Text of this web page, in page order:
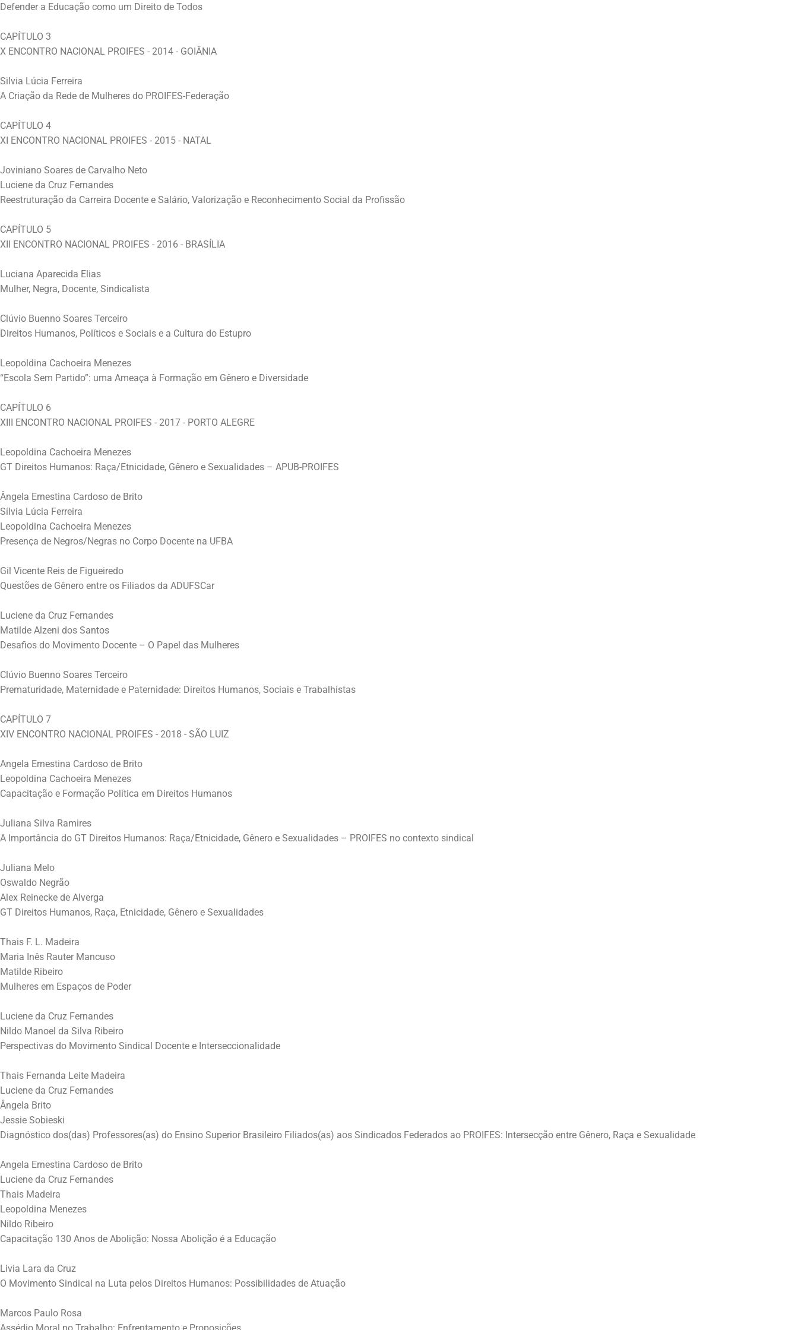
Defender a Educação como um Direito de Todos
CAPÍTULO 3
X ENCONTRO NACIONAL PROIFES - 2014 - GOIÂNIA
Silvia Lúcia Ferreira
A Criação da Rede de Mulheres do PROIFES-Federação
CAPÍTULO 4
XI ENCONTRO NACIONAL PROIFES - 2015 - NATAL
Joviniano Soares de Carvalho Neto
Luciene da Cruz Fernandes
Reestruturação da Carreira Docente e Salário, Valorização e Reconhecimento Social da Profissão
CAPÍTULO 5
XII ENCONTRO NACIONAL PROIFES - 2016 - BRASÍLIA
Luciana Aparecida Elias
Mulher, Negra, Docente, Sindicalista
Clúvio Buenno Soares Terceiro
Direitos Humanos, Políticos e Sociais e a Cultura do Estupro
Leopoldina Cachoeira Menezes
“Escola Sem Partido”: uma Ameaça à Formação em Gênero e Diversidade
CAPÍTULO 6
XIII ENCONTRO NACIONAL PROIFES - 2017 - PORTO ALEGRE
Leopoldina Cachoeira Menezes
GT Direitos Humanos: Raça/Etnicidade, Gênero e Sexualidades – APUB-PROIFES
Ângela Ernestina Cardoso de Brito
Sílvia Lúcia Ferreira
Leopoldina Cachoeira Menezes
Presença de Negros/Negras no Corpo Docente na UFBA
Gil Vicente Reis de Figueiredo
Questões de Gênero entre os Filiados da ADUFSCar
Luciene da Cruz Fernandes
Matilde Alzeni dos Santos
Desafios do Movimento Docente – O Papel das Mulheres
Clúvio Buenno Soares Terceiro
Prematuridade, Maternidade e Paternidade: Direitos Humanos, Sociais e Trabalhistas
CAPÍTULO 7
XIV ENCONTRO NACIONAL PROIFES - 2018 - SÃO LUIZ
Angela Ernestina Cardoso de Brito
Leopoldina Cachoeira Menezes
Capacitação e Formação Política em Direitos Humanos
Juliana Silva Ramires
A Importância do GT Direitos Humanos: Raça/Etnicidade, Gênero e Sexualidades – PROIFES no contexto sindical
Juliana Melo
Oswaldo Negrão
Alex Reinecke de Alverga
GT Direitos Humanos, Raça, Etnicidade, Gênero e Sexualidades
Thais F. L. Madeira
Maria Inês Rauter Mancuso
Matilde Ribeiro
Mulheres em Espaços de Poder
Luciene da Cruz Fernandes
Nildo Manoel da Silva Ribeiro
Perspectivas do Movimento Sindical Docente e Interseccionalidade
Thais Fernanda Leite Madeira
Luciene da Cruz Fernandes
Ângela Brito
Jessie Sobieski
Diagnóstico dos(das) Professores(as) do Ensino Superior Brasileiro Filiados(as) aos Sindicados Federados ao PROIFES: Intersecção entre Gênero, Raça e Sexualidade
Angela Ernestina Cardoso de Brito
Luciene da Cruz Fernandes
Thais Madeira
Leopoldina Menezes
Nildo Ribeiro
Capacitação 130 Anos de Abolição: Nossa Abolição é a Educação
Livia Lara da Cruz
O Movimento Sindical na Luta pelos Direitos Humanos: Possibilidades de Atuação
Marcos Paulo Rosa
Assédio Moral no Trabalho: Enfrentamento e Proposições